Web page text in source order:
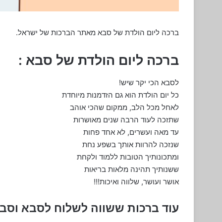
ברכה ליום הולדת של סבא מאתר הברכות של ישראל.
ברכה ליום הולדת של סבא :
לסבא הכי יקר שיש!
כל יום הולדת הוא גם הזדמנות מיוחדת
לאחל מכל הלב, ממקום שהכי אוהב
שתזכה לעוד הרבה שנים מאושרות
עד מאה ועשרים, לא אחד פחות
שנזכה להרוות אותך בשפע נחת
ומתכונותיך הטובות ללמוד ולקחת
ששנותיך תהינה מלאות בריאות
אושר ועושר, שלווה ואיכות!!!
עוד ברכות ששווה לשלוח לסבא